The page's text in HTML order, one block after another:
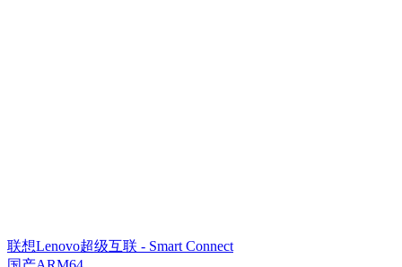
联想Lenovo超级互联 - Smart Connect